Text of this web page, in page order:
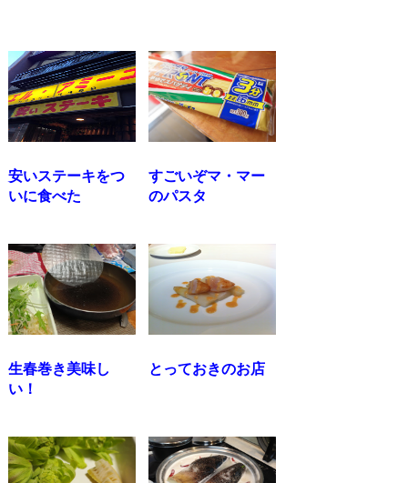
安いステーキをつ
いに食べた
すごいぞマ・マー
のパスタ
生春巻き美味し
い！
とっておきのお店